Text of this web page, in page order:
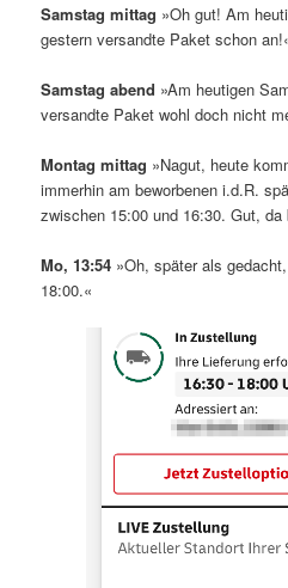
Samstag mittag »Oh gut! Am
gestern versandte Paket schon
Samstag abend »Am heutigen
versandte Paket wohl doch nicht
Montag mittag »Nagut, heute
immerhin am beworbenen i.d.R.
zwischen 15:00 und 16:30. Gut,
Mo, 13:54 »Oh, später als
18:00.«